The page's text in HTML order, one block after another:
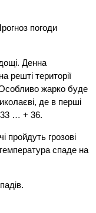
погоди
Денна
території
Особливо жарко буде
де в перші
33 … + 36.
пройдуть грозові
спаде на